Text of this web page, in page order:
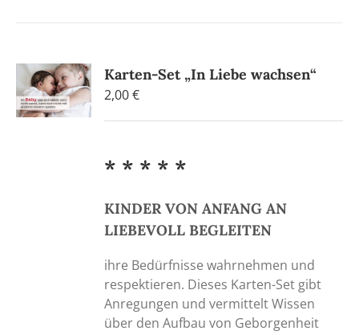
Karten-Set „In Liebe wachsen“
2,00€
* * * * *
KINDER VON ANFANG AN
LIEBEVOLL BEGLEITEN
ihre Bedürfnisse wahrnehmen und
respektieren. Dieses Karten-Set gibt
Anregungen und vermittelt Wissen
über den Aufbau von Geborgenheit